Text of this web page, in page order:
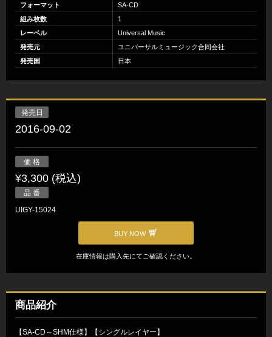
フォーマット
SA-CD
組み枚数
1
レーベル
Universal Music
発売元
ユニバーサルミュージック合同会社
発売国
日本
発売日
2016-09-02
価 格
¥3,300 (税込)
品 番
UIGY-15024
BUY NOW
在庫情報は購入先にてご確認ください。
商品紹介
【SA-CD～SHM仕様】【シングルレイヤー】